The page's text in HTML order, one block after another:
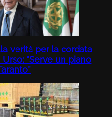
verità per la cordata
“Serve un piano